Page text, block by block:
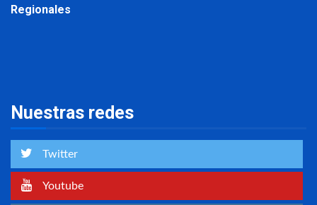
Regionales
Nuestras redes
Twitter
Youtube